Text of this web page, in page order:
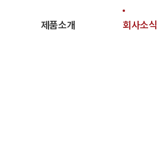
제품소개 회사소식